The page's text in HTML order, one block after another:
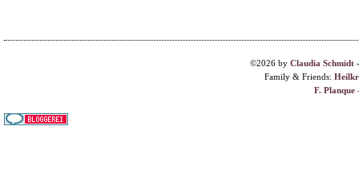
©2026 by Claudia Schmidt
Family & Friends:
F. Planque